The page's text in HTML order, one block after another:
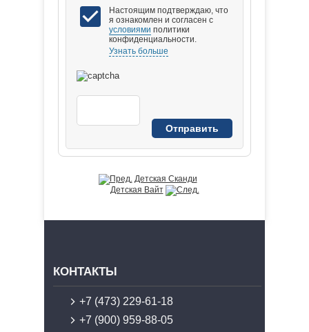
Настоящим подтверждаю, что
я ознакомлен и согласен с
условиями политики
конфиденциальности.
Узнать больше
Детская Сканди
Детская Вайт
КОНТАКТЫ
+7 (473) 229-61-18
+7 (900) 959-88-05